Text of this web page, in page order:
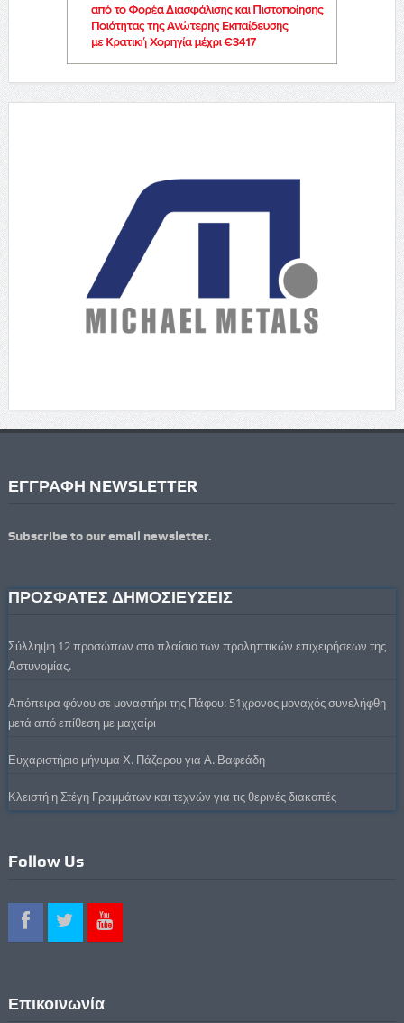
ΕΓΓΡΑΦΗ NEWSLETTER
Subscribe to our email newsletter.
ΠΡΟΣΦΑΤΕΣ ΔΗΜΟΣΙΕΥΣΕΙΣ
Σύλληψη 12 προσώπων στο πλαίσιο των προληπτικών επιχειρήσεων της
Αστυνομίας.
Απόπειρα φόνου σε μοναστήρι της Πάφου: 51χρονος μοναχός συνελήφθη
μετά από επίθεση με μαχαίρι
Ευχαριστήριο μήνυμα Χ. Πάζαρου για Α. Βαφεάδη
Κλειστή η Στέγη Γραμμάτων και τεχνών για τις θερινές διακοπές
Follow Us
Επικοινωνία